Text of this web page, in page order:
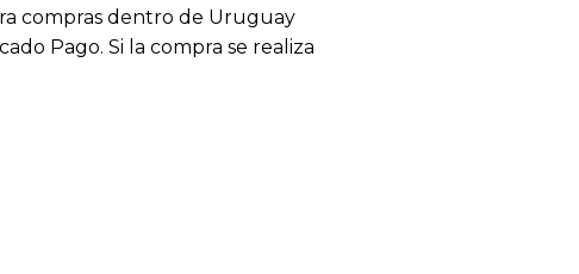
compras dentro de Uruguay
Pago. Si la compra se realiza